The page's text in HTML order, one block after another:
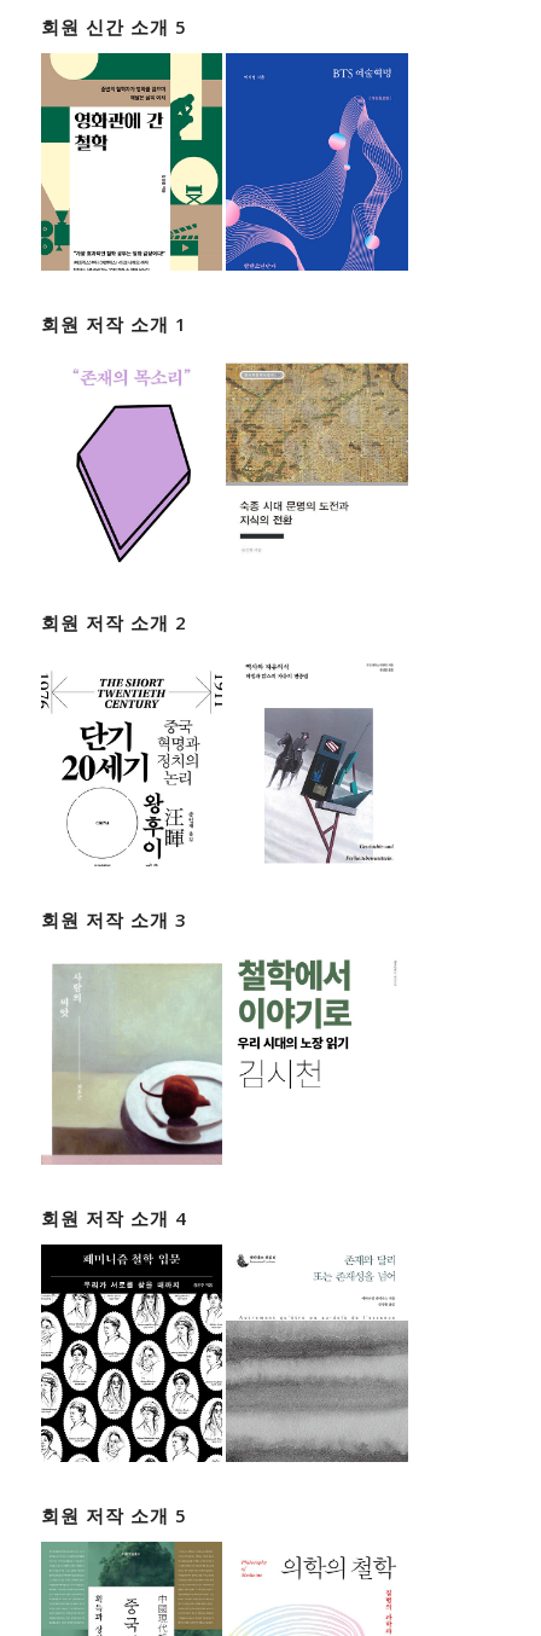
회원 신간 소개 5
회원 저작 소개 1
회원 저작 소개 2
회원 저작 소개 3
회원 저작 소개 4
회원 저작 소개 5